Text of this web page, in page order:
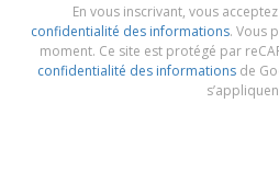
En vous inscrivant, vous
confidentialité des informations. Vous
moment. Ce site est protégé par
confidentialité des informationsde